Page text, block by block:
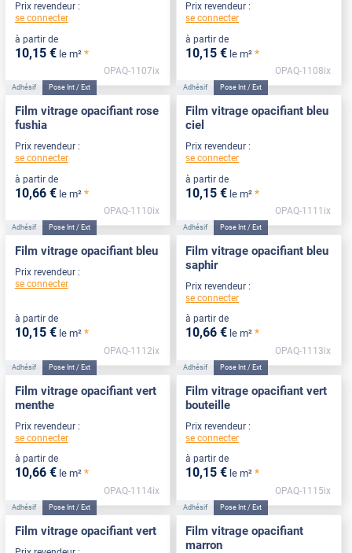
Prix revendeur :
se connecter
à partir de
10,15 € le m² *
OPAQ-1107ix
Prix revendeur :
se connecter
à partir de
10,15 € le m² *
OPAQ-1108ix
Adhésif Pose Int / Ext
Film vitrage opacifiant rose
fushia
Prix revendeur :
se connecter
à partir de
10,66 € le m² *
OPAQ-1110ix
Adhésif Pose Int / Ext
Film vitrage opacifiant bleu
ciel
Prix revendeur :
se connecter
à partir de
10,15 € le m² *
OPAQ-1111ix
Adhésif Pose Int / Ext
Film vitrage opacifiant bleu
Prix revendeur :
se connecter
à partir de
10,15 € le m² *
OPAQ-1112ix
Adhésif Pose Int / Ext
Film vitrage opacifiant bleu
saphir
Prix revendeur :
se connecter
à partir de
10,66 € le m² *
OPAQ-1113ix
Adhésif Pose Int / Ext
Film vitrage opacifiant vert
menthe
Prix revendeur :
se connecter
à partir de
10,66 € le m² *
OPAQ-1114ix
Adhésif Pose Int / Ext
Film vitrage opacifiant vert
bouteille
Prix revendeur :
se connecter
à partir de
10,15 € le m² *
OPAQ-1115ix
Adhésif Pose Int / Ext
Film vitrage opacifiant vert
Adhésif Pose Int / Ext
Film vitrage opacifiant
marron